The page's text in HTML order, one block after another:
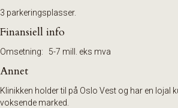
3 parkeringsplasser.
Finansiell info
Omsetning: 5-7 mill. eks mva
Annet
Klinikken holder til på Oslo Vest og har en lojal
voksende marked.